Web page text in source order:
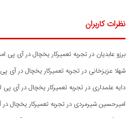
نظرات کاربران
برزو عابدیان درتجربه تعمیرکار یخچال در آی پی
شهلا عزیزخانی درتجربه تعمیرکار یخچال در آی
دایه علمداری درتجربه تعمیرکار یخچال در آی پی
امیرحسین شیرمردی درتجربه تعمیرکار یخچال